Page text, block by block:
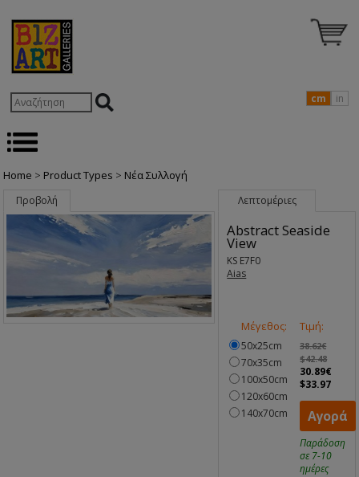
cm in
Home > Product Types > Nέα Συλλογή
Προβολή Λεπτομέριες
Abstract Seaside
View
KS E7F0
Aias
Μέγεθος:
50x25cm
70x35cm
100x50cm
120x60cm
140x70cm
Τιμή:
38.62€
$42.48
30.89€
$33.97
Αγορά
Παράδοση
σε 7-10
ημέρες